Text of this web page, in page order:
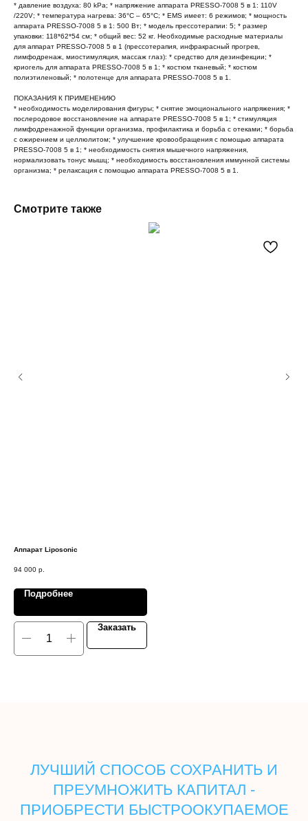
* давление воздуха: 80 kPa; * напряжение аппарата PRESSO-7008 5 в 1: 110V
/220V; * температура нагрева: 36°C – 65°C; * EMS имеет: 6 режимов; * мощность
аппарата PRESSO-7008 5 в 1: 500 Вт; * модель прессотерапии: 5; * размер
упаковки: 118*62*54 см; * общий вес: 52 кг. Необходимые расходные материалы
для аппарат PRESSO-7008 5 в 1 (прессотерапия, инфракрасный прогрев,
лимфодренаж, миостимуляция, массаж глаз): * средство для дезинфекции; *
криогель для аппарата PRESSO-7008 5 в 1; * костюм тканевый; * костюм
полиэтиленовый; * полотенце для аппарата PRESSO-7008 5 в 1.
ПОКАЗАНИЯ К ПРИМЕНЕНИЮ
* необходимость моделирования фигуры; * снятие эмоционального напряжения; *
послеродовое восстановление на аппарате PRESSO-7008 5 в 1; * стимуляция
лимфодренажной функции организма, профилактика и борьба с отеками; * борьба
с ожирением и целлюлитом; * улучшение кровообращения с помощью аппарата
PRESSO-7008 5 в 1; * необходимость снятия мышечного напряжения,
нормализовать тонус мышц; * необходимость восстановления иммунной системы
организма; * релаксация с помощью аппарата PRESSO-7008 5 в 1.
Смотрите также
Аппарат Liposonic
94 000 р.
Подробнее
Заказать
ЛУЧШИЙ СПОСОБ СОХРАНИТЬ И
ПРЕУМНОЖИТЬ КАПИТАЛ -
ПРИОБРЕСТИ БЫСТРООКУПАЕМОЕ